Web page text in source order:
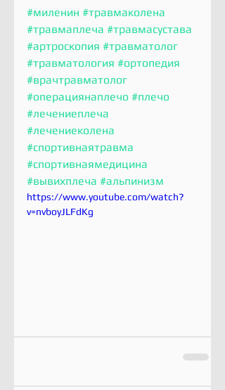
#миленин #травмаколена
#травмаплеча #травмасустава
#артроскопия #травматолог
#травматология #ортопедия
#врачтравматолог
#операциянаплечо #плечо
#лечениеплеча
#лечениеколена
#спортивнаятравма
#спортивнаямедицина
#вывихплеча #альпинизм
https://www.youtube.com/watch?
v=nvboyJLFdKg